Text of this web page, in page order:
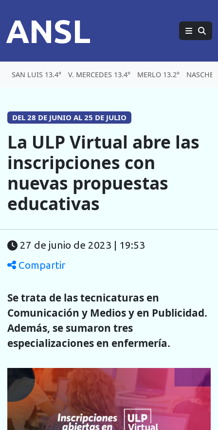
ANSL
SAN LUIS 13.4° V. MERCEDES 13.4° MERLO 13.2°
DEL 28 DE JUNIO AL 25 DE JULIO
La ULP Virtual abre las
inscripciones con
nuevas propuestas
educativas
27 de junio de 2023 | 19:53
Compartir
Se trata de las tecnicaturas en
Comunicación y Medios y en Publicidad.
Además, se sumaron tres
especializaciones en enfermería.